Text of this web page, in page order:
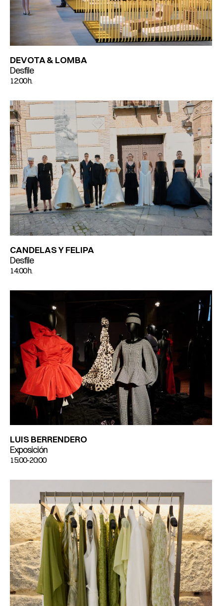
DEVOTA & LOMBA
Desfile
12:00 h.
CANDELAS Y FELIPA
Desfile
14:00 h.
LUIS BERRENDERO
Exposición
15:00-20:00